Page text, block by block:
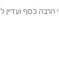
הרבה כסף